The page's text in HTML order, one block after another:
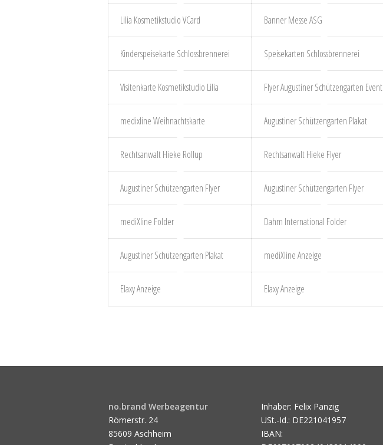
Lilia Kosmetikstudio VCard Banner Messe ASG
Kinderspeisekarte Schlossbrennerei Speisekarten Schlossbrennerei
Visitenkarte Kosmetikstudio Lilia Flyer Augustiner Schützengarten Event
medixline Weihnachtskarte Augustiner Schützengarten Plakat
Rechtsanwalt Hieke Rollup Rechtsanwalt Hieke Flyer
Augustiner Schützengarten Flyer Augustiner Schützengarten Flyer
mediXline Folder Dahm International Folder
Augustiner Schützengarten Plakat mediXline Anzeige
Elaxy Anzeige Elaxy Anzeige
no.brand Werbeagentur
Römerstr. 24
85609 Aschheim
Inhaber: Felix Panzig
USt.-Id.: DE221041957
IBAN: